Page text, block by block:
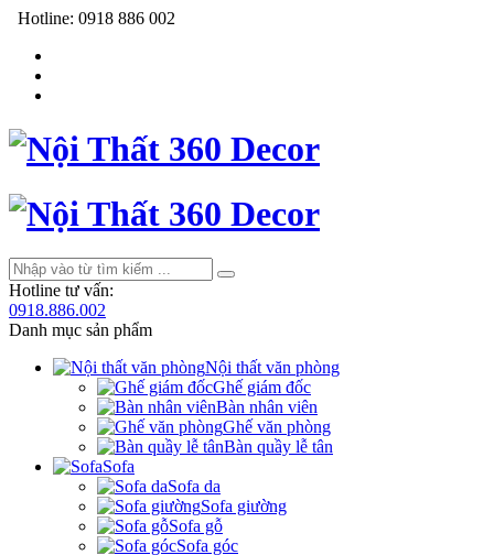
Hotline: 0918 886 002
Hotline tư vấn:
0918.886.002
Danh mục sản phẩm
Nội thất văn phòng
Ghế giám đốc
Bàn nhân viên
Ghế văn phòng
Bàn quầy lễ tân
Sofa
Sofa da
Sofa giường
Sofa gỗ
Sofa góc